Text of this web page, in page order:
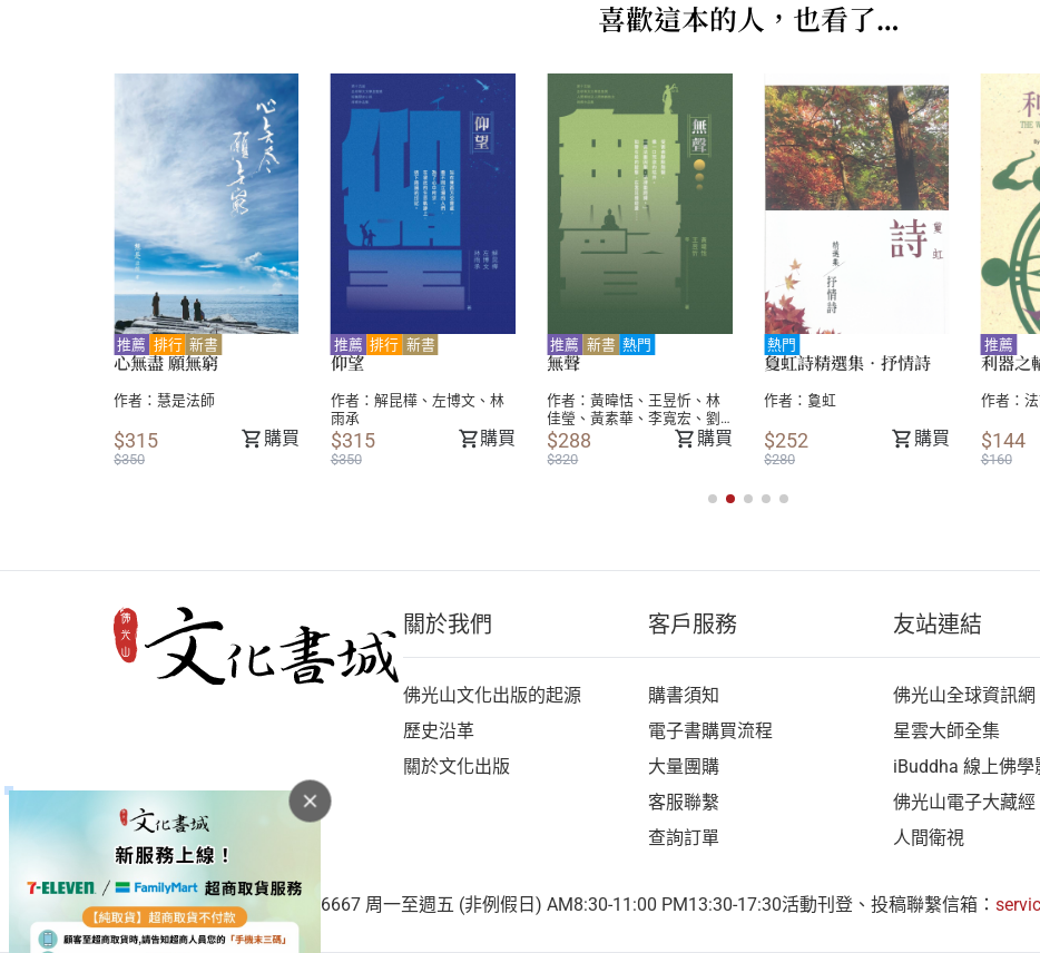
喜歡這本的人，也看了…
推薦 排行 新書
心無盡 願無窮
作者： 慧是法師
$315
$350
購買
推薦 排行 新書
仰望
作者： 解昆樺、 左博文、 林
雨承
$315
$350
購買
推薦 新書 熱門
無聲
作者：黃暐恬 、 王昱忻 、林
佳瑩 、黃素華 、李寬宏 、劉
哲廷、 林佳儀、卓
純華、 張慈方
$288
$320
購買
熱門
敻虹詩精選集．抒情詩
作者： 敻虹
$252
$280
購買
推薦
利器之
作者：
$144
$160
關於我們
佛光山文化出版的起源
歷史沿革
關於文化出版
客戶服務
購書須知
電子書購買流程
大量團購
客服聯繫
查詢訂單
友站連結
佛光山全球資訊網
星雲大師全集
iBuddha 線上佛學
佛光山電子大藏經
人間衛視
客服專線：(07)656-1921#6667 周一至週五 (非例假日) AM8:30-11:00 PM13:30-17:30活動刊登、投稿聯繫信箱：